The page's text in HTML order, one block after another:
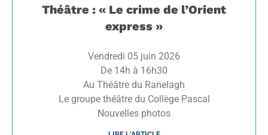
Théâtre : « Le crime de l’Orient
express »
Vendredi 05 juin 2026
De 14h à 16h30
Au Théâtre du Ranelagh
Le groupe théâtre du Collège Pascal
Nouvelles photos